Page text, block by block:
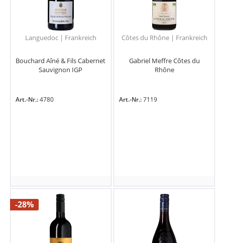
Languedoc | Frankreich
Bouchard Aîné & Fils Cabernet
Sauvignon IGP
Art.-Nr.:4780
Côtes du Rhône | Frankreich
Gabriel Meffre Côtes du
Rhône
Art.-Nr.:7119
-28%